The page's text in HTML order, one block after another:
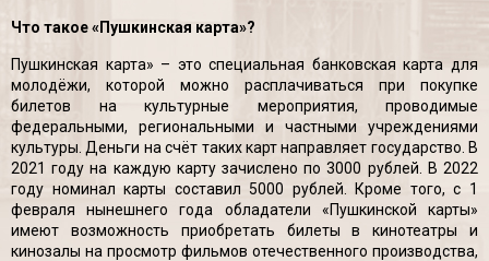
Что такое «Пушкинская карта»?
Пушкинская карта» – это специальная банковская карта для
молодёжи, которой можно расплачиваться при покупке
билетов на культурные мероприятия, проводимые
федеральными, региональными и частными учреждениями
культуры. Деньги на счёт таких карт направляет государство. В
2021 году на каждую карту зачислено по 3000 рублей. В 2022
году номинал карты составил 5000 рублей. Кроме того, с 1
февраля нынешнего года обладатели «Пушкинской карты»
имеют возможность приобретать билеты в кинотеатры и
кинозалы на просмотр фильмов отечественного производства,